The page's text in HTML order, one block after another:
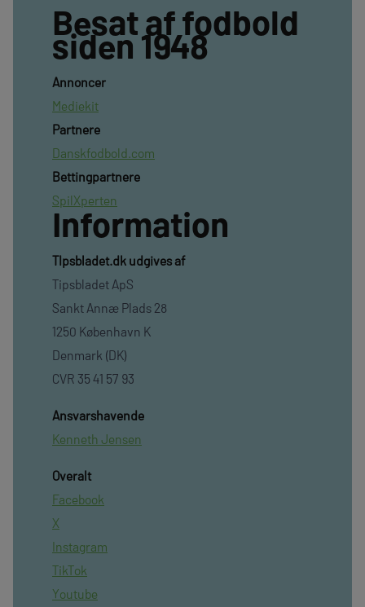
Besat af fodbold
siden 1948
Annoncer
Mediekit
Partnere
Danskfodbold.com
Bettingpartnere
SpilXperten
Information
TIpsbladet.dk udgives af
Tipsbladet ApS
Sankt Annæ Plads 28
1250 København K
Denmark (DK)
CVR 35 41 57 93
Ansvarshavende
Kenneth Jensen
Overalt
Facebook
X
Instagram
TikTok
Youtube